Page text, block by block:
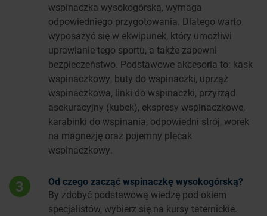
wspinaczka wysokogórska, wymaga
odpowiedniego przygotowania. Dlatego warto
wyposażyć się w ekwipunek, który umożliwi
uprawianie tego sportu, a także zapewni
bezpieczeństwo. Podstawowe akcesoria to: kask
wspinaczkowy, buty do wspinaczki, uprząż
wspinaczkowa, linki do wspinaczki, przyrząd
asekuracyjny (kubek), ekspresy wspinaczkowe,
karabinki do wspinania, odpowiedni strój, worek
na magnezję oraz pojemny plecak
wspinaczkowy.
3
Od czego zacząć wspinaczkę wysokogórską?
By zdobyć podstawową wiedzę pod okiem
specjalistów, wybierz się na kursy taternickie.